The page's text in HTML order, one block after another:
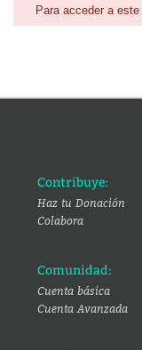
Para acceder a
Contribuye:
Haz tu Donación
Colabora
Comunidad:
Cuenta básica
Cuenta Avanzada